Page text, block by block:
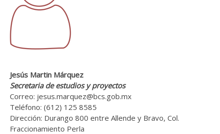
Jesús Martin Márquez
Secretaria de estudios y proyectos
Correo: jesus.marquez@bcs.gob.mx
Teléfono: (612) 125 8585
Dirección: Durango 800 entre Allende y Bravo, Col.
Fraccionamiento Perla